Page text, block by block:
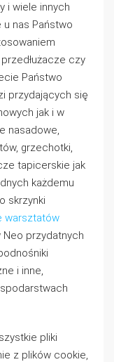
i wiele innych
nas Państwo
czy
Państwo
przydających się
jak i w
nasadowe,
grzechotki,
tapicerskie jak
każdemu
skrzynki
warsztatów
Neo przydatnych
i inne,
pliki
z plików cookie,